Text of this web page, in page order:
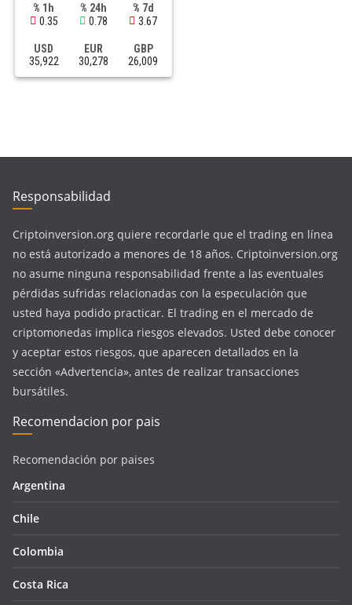
% 1h
0.35
% 24h
0.78
% 7d
3.67
USD
35,922
EUR
30,278
GBP
26,009
Responsabilidad
Criptoinversion.org quiere recordarle que el trading en línea
no está autorizado a menores de 18 años. Criptoinversion.org
no asume ninguna responsabilidad frente a las eventuales
pérdidas sufridas relacionadas con la especulación que
usted haya podido practicar. El trading en el mercado de
criptomonedas implica riesgos elevados. Usted debe conocer
y aceptar estos riesgos, que aparecen detallados en la
sección «Advertencia», antes de realizar transacciones
bursátiles.
Recomendacion por pais
Recomendación por paises
Argentina
Chile
Colombia
Costa Rica